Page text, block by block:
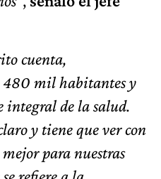
cuenta,
480 mil habitantes y
integral de la salud.
y tiene que ver con
para nuestras